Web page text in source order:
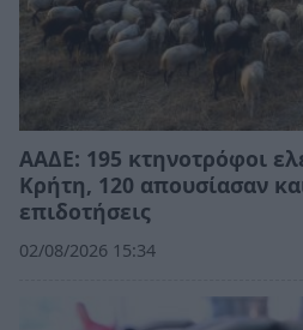
ΑΑΔΕ: 195 κτηνοτρόφοι
Κρήτη, 120 απουσίασαν
επιδοτήσεις
02/08/2026 15:34